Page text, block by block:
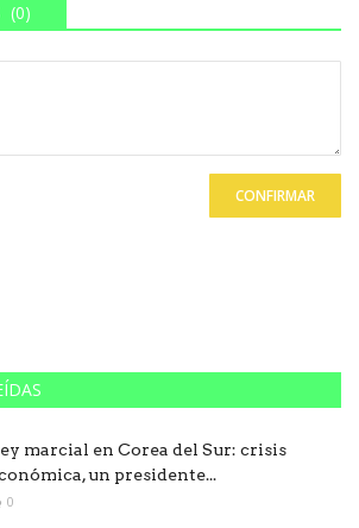
(0)
CONFIRMAR
marcial en Corea del Sur: crisis
un presidente...
0